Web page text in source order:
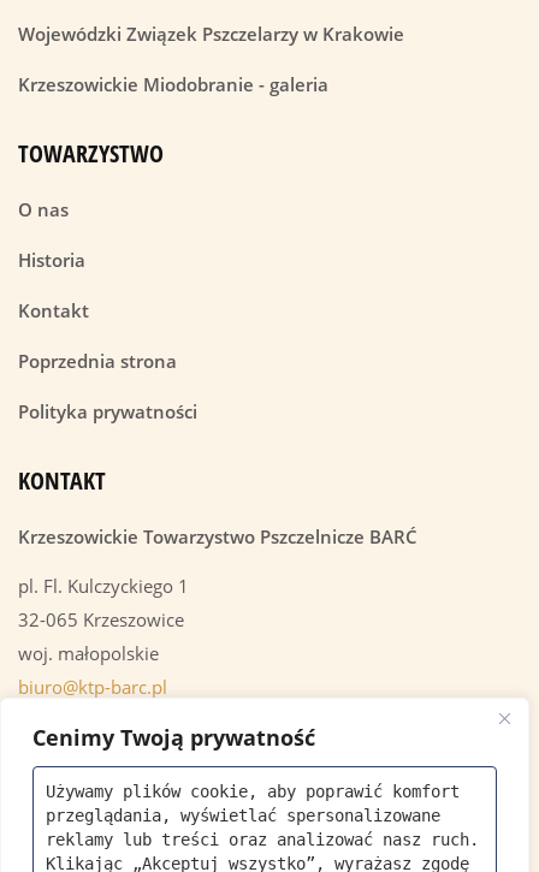
Cenimy Twoją prywatność
Używamy plików cookie, aby poprawić komfort
przeglądania, wyświetlać spersonalizowane
reklamy lub treści oraz analizować nasz ruch.
Klikając „Akceptuj wszystko”, wyrażasz zgodę
Wojewódzki Związek Pszczelarzy w Krakowie
Krzeszowickie Miodobranie - galeria
TOWARZYSTWO
O nas
Historia
Kontakt
Poprzednia strona
Polityka prywatności
KONTAKT
Krzeszowickie Towarzystwo Pszczelnicze BARĆ
pl. Fl. Kulczyckiego 1
32-065 Krzeszowice
woj. małopolskie
biuro@ktp-barc.pl
+48 535 973 379
OSTATNIE AKTUALNOŚCI
Krzeszowicka Bioróżnorodność